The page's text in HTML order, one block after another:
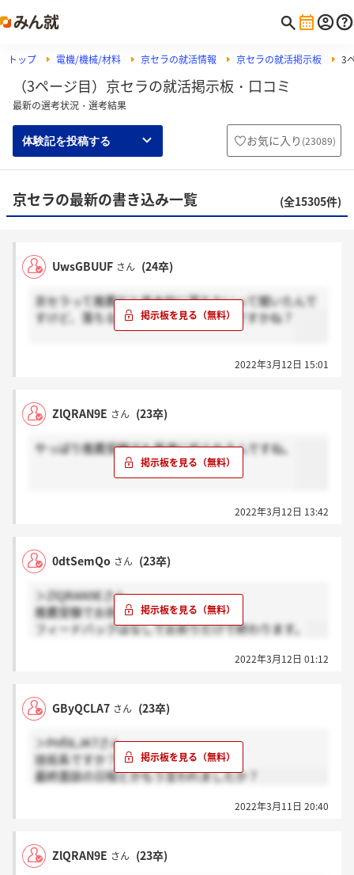
トップ 電機/機械/材料 京セラの就活情報 京セラの就活掲示板 3
（3ページ目）京セラの就活掲示板・口コミ
最新の選考状況・選考結果
体験記を投稿する お気に入り (23089)
京セラの最新の書き込み一覧 (全15305件)
UwsGBUUF さん (24卒)
京セラって推薦だと基本的に落ちないって聞いたんで
すけど、落ちる人たちは何が原因なんですかね？
2022年3月12日 15:01
ZlQRAN9E さん (23卒)
やっぱり推薦受験でも普通に祈られるんですね。
2022年3月12日 13:42
0dtSemQo さん (23卒)
＞ZlQRAN9Eさん
推薦受験でお祈りされました。
フィードバックはなしでお祈りだけで終わります。
2022年3月12日 01:12
GByQCLA7 さん (23卒)
＞Pnf0LJK7さん
技術系ですか？
最終面談の日程とかもう言われましたか？
2022年3月11日 20:40
ZlQRAN9E さん (23卒)